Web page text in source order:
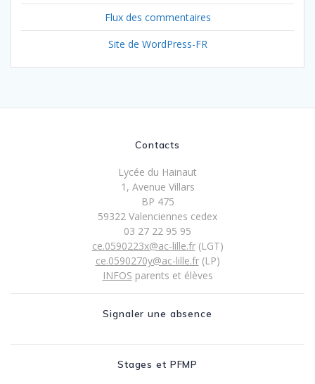
Flux des commentaires
Site de WordPress-FR
Contacts
Lycée du Hainaut
1, Avenue Villars
BP 475
59322 Valenciennes cedex
03 27 22 95 95
ce.0590223x@ac-lille.fr(LGT)
ce.0590270y@ac-lille.fr(LP)
INFOS parents et élèves
Signaler une absence
Stages et PFMP